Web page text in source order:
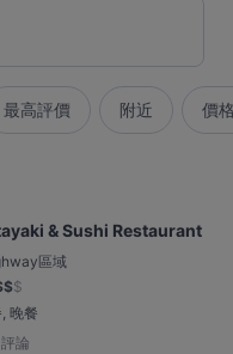
最高評價 附近 價
& Sushi Restaurant
區域
$$
晚餐
評論